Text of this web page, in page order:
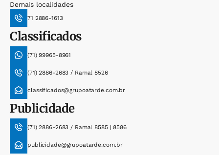
Demais localidades
71 2886-1613
Classificados
(71) 99965-8961
(71) 2886-2683 / Ramal 8526
classificados@grupoatarde.com.br
Publicidade
(71) 2886-2683 / Ramal 8585 | 8586
publicidade@grupoatarde.com.br